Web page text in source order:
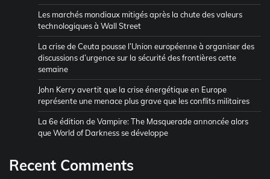
Les marchés mondiaux mitigés après la chute des valeurs
technologiques à Wall Street
La crise de Ceuta pousse l’Union européenne à organiser des
discussions d’urgence sur la sécurité des frontières cette
semaine
John Kerry avertit que la crise énergétique en Europe
représente une menace plus grave que les conflits militaires
La 6e édition de Vampire: The Masquerade annoncée alors
que World of Darkness se développe
Recent Comments